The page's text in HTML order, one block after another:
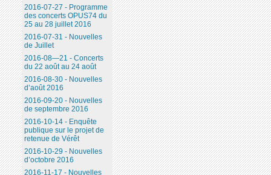
2016-07-27 - Programme
des concerts OPUS74 du
25 au 28 juillet 2016
2016-07-31 - Nouvelles
de Juillet
2016-08—21 - Concerts
du 22 août au 24 août
2016-08-30 - Nouvelles
d’août 2016
2016-09-20 - Nouvelles
de septembre 2016
2016-10-14 - Enquête
publique sur le projet de
retenue de Vérêt
2016-10-29 - Nouvelles
d’octobre 2016
2016-11-17 - Nouvelles